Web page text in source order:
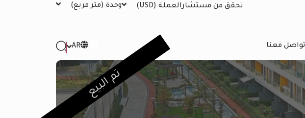
تحقق من مستشارالعملة (USD) وحدة (متر مربع)
تواصل معنا AR
تم البيع